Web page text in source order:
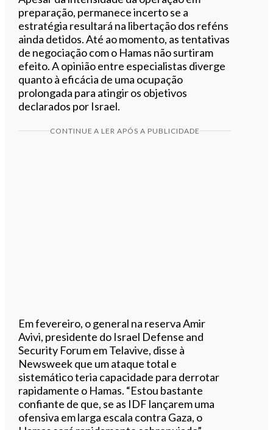
preparação, permanece incerto se a
estratégia resultará na libertação dos reféns
ainda detidos. Até ao momento, as tentativas
de negociação com o Hamas não surtiram
efeito. A opinião entre especialistas diverge
quanto à eficácia de uma ocupação
prolongada para atingir os objetivos
declarados por Israel.
CONTINUE A LER APÓS A PUBLICIDADE
Em fevereiro, o general na reserva Amir
Avivi, presidente do Israel Defense and
Security Forum em Telavive, disse à
Newsweek que um ataque total e
sistemático teria capacidade para derrotar
rapidamente o Hamas. “Estou bastante
confiante de que, se as IDF lançarem uma
ofensiva em larga escala contra Gaza, o